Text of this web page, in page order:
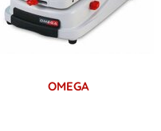
OMEGA